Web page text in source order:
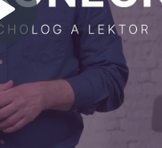
Přehrát
video